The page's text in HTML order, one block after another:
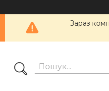
Зараз